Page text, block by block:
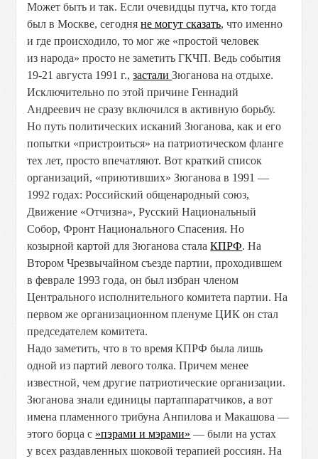
Может быть и так. Если очевидцы путча, кто тогда
был в Москве, сегодняне могут сказать, что именно
и где происходило, то мог же «простой человек
из народа» просто не заметить ГКЧП. Ведь события
19-21 августа 1991 г.,засталиЗюганова на отдыхе.
Исключительно по этой причине Геннадий
Андреевич не сразу включился в активную борьбу.
Но путь политических исканий Зюганова, как и его
попытки «пристроиться» на патриотическом фланге
тех лет, просто впечатляют. Вот краткий список
организаций, «приютивших» Зюганова в 1991 —
1992 годах: Российский общенародный союз,
Движение «Отчизна», Русский Национальный
Собор, Фронт Национального Спасения. Но
козырной картой для Зюганова сталаКПРФ. На
Втором Чрезвычайном съезде партии, проходившем
в феврале 1993 года, он был избран членом
Центрального исполнительного комитета партии. На
первом же организационном пленуме ЦИК он стал
председателем комитета.
Надо заметить, что в то время КПРФ была лишь
одной из партий левого толка. Причем менее
известной, чем другие патриотические организации.
Зюганова знали единицы партаппаратчиков, а вот
имена пламенного трибуна Анпилова и Макашова —
этого борца с »пэрами и мэрами» — были на устах
у всех раздавленных шоковой терапией россиян. На